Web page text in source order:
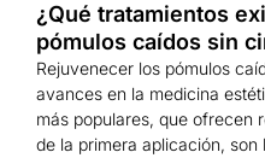
¿Qué tratamientos
pómulos caídos sin
Rejuvenecer los pómulos
avances en la medicina
más populares, que ofrecen
de la primera aplicación, son